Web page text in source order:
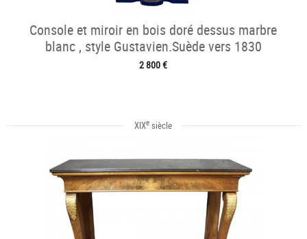
Console et miroir en bois doré dessus marbre
blanc , style Gustavien.Suède vers 1830
2 800 €
XIXe siècle